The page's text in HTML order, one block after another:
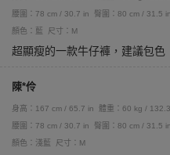
腰圍：78 cm / 30.7 in
臀圍：80 cm / 31.5 in
顏色：藍
尺寸：M
超顯瘦的一款牛仔褲，建議包色
陳*伶
身高：167 cm / 65.7 in 體重：60 kg /
腰圍：78 cm / 30.7 in
臀圍：80 cm / 31.5 in
顏色：淺藍
尺寸：M